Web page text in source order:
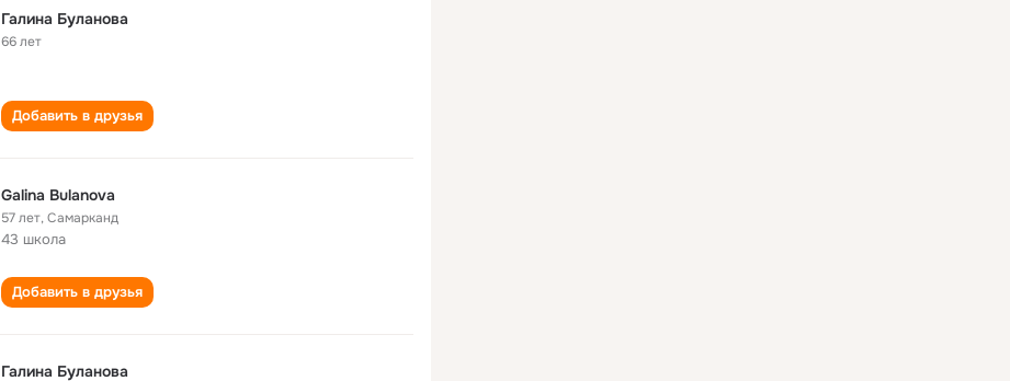
Галина Буланова
66 лет
Добавить в друзья
Galina Bulanova
57 лет,Самарканд
43 школа
Добавить в друзья
Галина Буланова